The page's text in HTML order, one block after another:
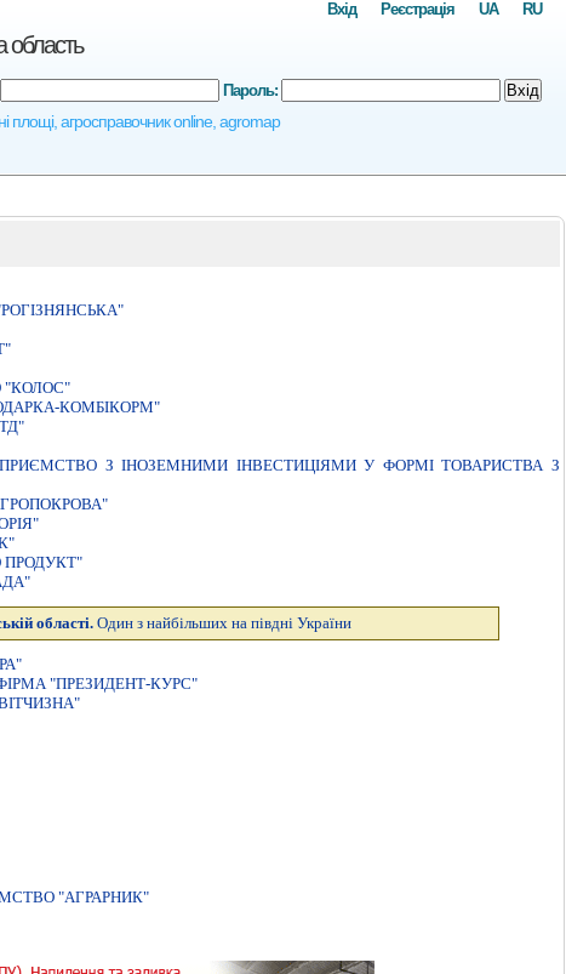
область
площі, агросправочник online, agromap
RU
UA
Реєстрація
Вхід
Пароль: Вхід
"КОЛОС"
КОМБIКОРМ"
З IНОЗЕМНИМИ IНВЕСТИЦIЯМИ У ФОРМI ТОВАРИСТВА З
ПРОДУКТ"
області. Один з найбільших на півдні України
"ПРЕЗИДЕНТ-КУРС"
"АГРАРНИК"